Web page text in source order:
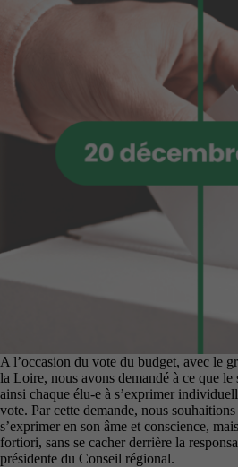
A l’occasion du vote du budget, avec le
la Loire, nous avons demandé à ce que
ainsi chaque élu-e à s’exprimer
vote. Par cette demande, nous
s’exprimer en son âme et conscience,
fortiori, sans se cacher derrière la
présidente du Conseil régional.